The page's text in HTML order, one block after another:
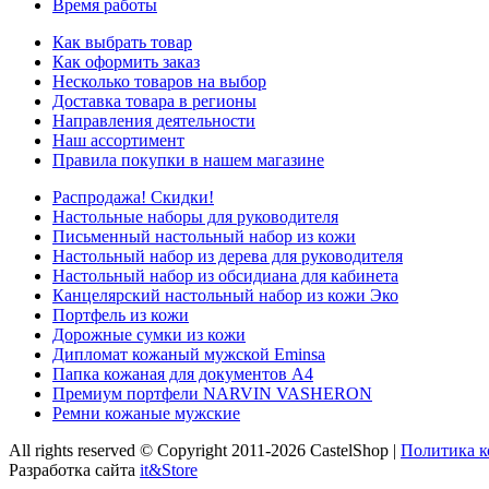
Время работы
Как выбрать товар
Как оформить заказ
Несколько товаров на выбор
Доставка товара в регионы
Направления деятельности
Наш ассортимент
Правила покупки в нашем магазине
Распродажа! Скидки!
Настольные наборы для руководителя
Письменный настольный набор из кожи
Настольный набор из дерева для руководителя
Настольный набор из обсидиана для кабинета
Канцелярский настольный набор из кожи Эко
Портфель из кожи
Дорожные сумки из кожи
Дипломат кожаный мужской Eminsa
Папка кожаная для документов А4
Премиум портфели NARVIN VASHERON
Ремни кожаные мужские
All rights reserved © Copyright 2011-2026 CastelShop | Политика
Разработка сайта it&Store